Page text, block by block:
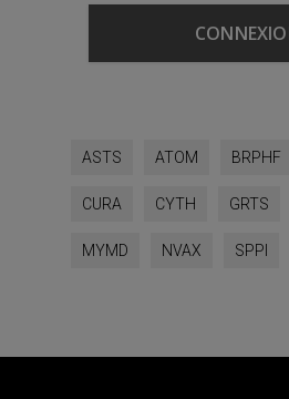
ASTS ATOM BRPHF
CURA CYTH GRTS
MYMD NVAX SPPI